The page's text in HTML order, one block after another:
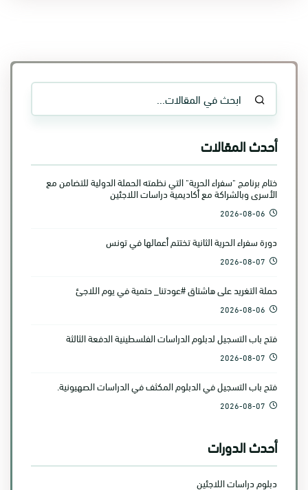
أحدث المقالات
ختام برنامج "سفراء الحرية" التي نظمته الحملة الدولية للتضامن مع
الأسرى وبالشراكة مع أكاديمية دراسات اللاجئين
2026-08-06
دورة سفراء الحرية الثانية تختتم أعمالها في تونس
2026-08-07
حملة التغريد على هاشتاق #عودتنا_ حتمية في يوم اللاجئ
2026-08-06
فتح باب التسجيل لدبلوم الدراسات الفلسطينية الدفعة الثالثة
2026-08-07
فتح باب التسجيل في الدبلوم المكثف في الدراسات الصهيونية.
2026-08-07
أحدث الدورات
دبلوم دراسات اللاجئين